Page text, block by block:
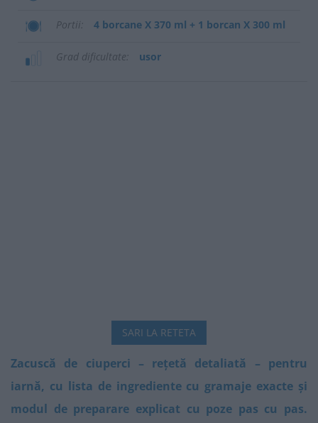
Portii 4 borcane X 370 ml + 1 borcan X 300 ml
Grad dificultate usor
SARI LA RETETA
Zacuscă de ciuperci – rețetă detaliată – pentru
iarnă, cu lista de ingrediente cu gramaje exacte și
modul de preparare explicat cu poze pas cu pas.